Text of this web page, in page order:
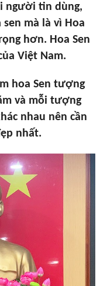
người tin dùng,
mà là vì Hoa
hơn. Hoa Sen
Việt Nam.
hoa Sen tượng
và mỗi tượng
nhau nên cần
nhất.